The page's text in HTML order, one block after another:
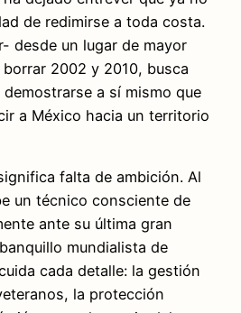
de redimirse a toda costa.
desde un lugar de mayor
2002 y 2010, busca
a sí mismo que
a México hacia un territorio
falta de ambición. Al
un técnico consciente de
ante su última gran
mundialista de
cada detalle: la gestión
la protección